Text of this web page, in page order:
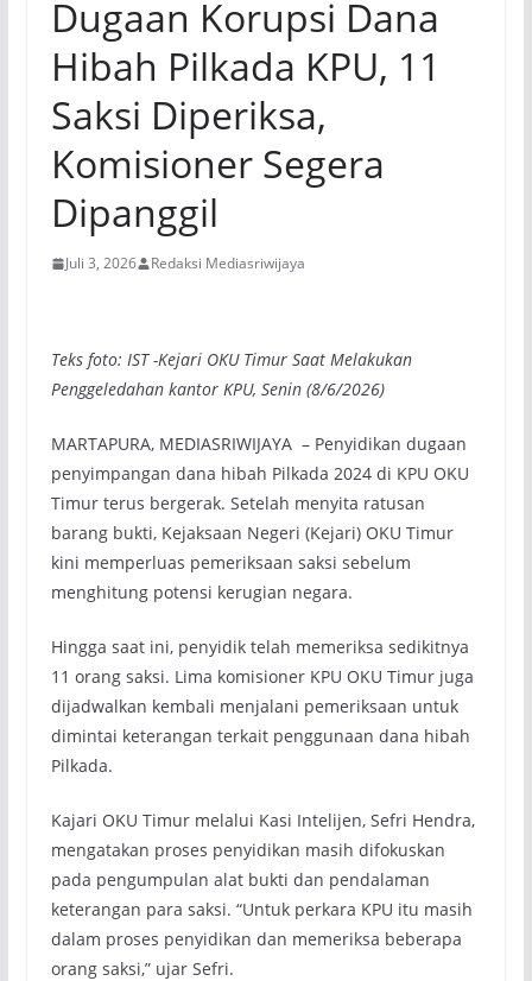
Dugaan Korupsi Dana
Hibah Pilkada KPU, 11
Saksi Diperiksa,
Komisioner Segera
Dipanggil
Juli 3, 2026 Redaksi Mediasriwijaya
Teks foto: IST -Kejari OKU Timur Saat Melakukan
Penggeledahan kantor KPU, Senin (8/6/2026)
MARTAPURA, MEDIASRIWIJAYA – Penyidikan dugaan
penyimpangan dana hibah Pilkada 2024 di KPU OKU
Timur terus bergerak. Setelah menyita ratusan
barang bukti, Kejaksaan Negeri (Kejari) OKU Timur
kini memperluas pemeriksaan saksi sebelum
menghitung potensi kerugian negara.
Hingga saat ini, penyidik telah memeriksa sedikitnya
11 orang saksi. Lima komisioner KPU OKU Timur juga
dijadwalkan kembali menjalani pemeriksaan untuk
dimintai keterangan terkait penggunaan dana hibah
Pilkada.
Kajari OKU Timur melalui Kasi Intelijen, Sefri Hendra,
mengatakan proses penyidikan masih difokuskan
pada pengumpulan alat bukti dan pendalaman
keterangan para saksi. “Untuk perkara KPU itu masih
dalam proses penyidikan dan memeriksa beberapa
orang saksi,” ujar Sefri.